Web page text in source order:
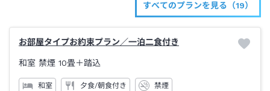
すべてのプランを見る（19）
お部屋タイプお約束プラン／一泊二食付き
和室 禁煙 10畳＋踏込
和室 夕食/朝食付き 禁煙